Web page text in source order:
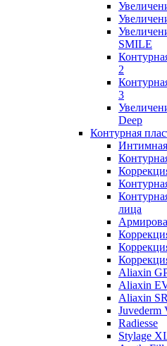
SMILE
2
3
Deep
Контурная
лица
Aliaxin
Aliaxin
Aliaxin SR
Juvederm
Radiesse
Stylage